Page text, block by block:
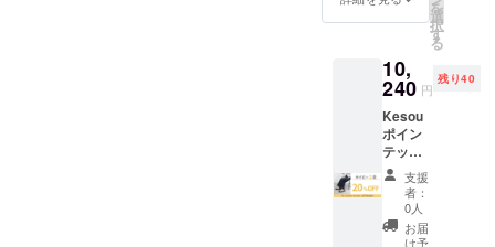
内での
ご試着
み無料
で承っ
ており
ます。
交換品
の再交
換・返
品は
承って
おりま
せん。
性もご
了承く
ださ
い。 ※
交換は
原則サ
イズ交
換のみ
承りま
す。 ※
返品・
いま
が完了
したカ
ラーか
ら順次
一般販
売を開
始させ
ていた
だきま
す。 ※
※生産の
都合
た社会
情勢の
影響等
によ
り、お
届け時
期に遅
選びい
ただけ
ます。
・リボ
ン
シュー
クリッ
プをご
利用の
場合
10240
円】 ・
様限
定！販
売予定
価格よ
り
20%OF
F ・お
届け予
定：3月
下旬 ・
オプ
を
選
択
す
る
10,
240 円
残り40
Kesou
ポイン
テッド
トゥパ
ンプス
ネイ
ビー1足
パンプ
支援
者：
0人
お届
け予